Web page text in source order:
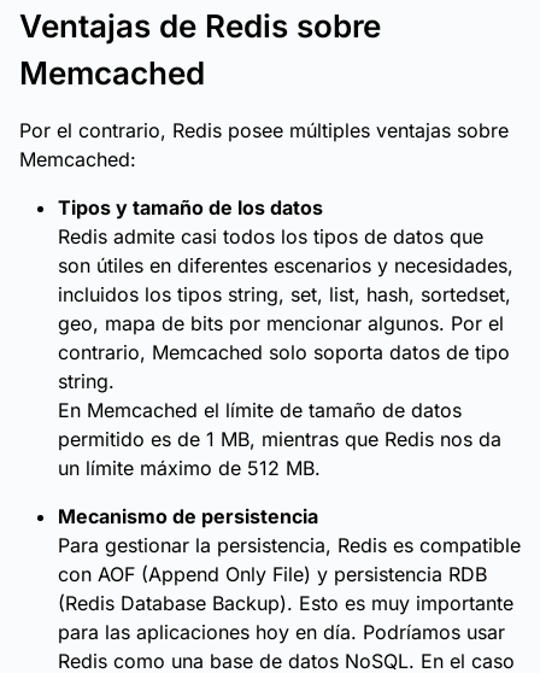
Ventajas de Redis sobre
Memcached
Por el contrario, Redis posee múltiples ventajas sobre
Memcached:
Tipos y tamaño de los datos
Redis admite casi todos los tipos de datos que
son útiles en diferentes escenarios y necesidades,
incluidos los tipos string, set, list, hash, sortedset,
geo, mapa de bits por mencionar algunos. Por el
contrario, Memcached solo soporta datos de tipo
string.
En Memcached el límite de tamaño de datos
permitido es de 1 MB, mientras que Redis nos da
un límite máximo de 512 MB.
Mecanismo de persistencia
Para gestionar la persistencia, Redis es compatible
con AOF (Append Only File) y persistencia RDB
(Redis Database Backup). Esto es muy importante
para las aplicaciones hoy en día. Podríamos usar
Redis como una base de datos NoSQL. En el caso